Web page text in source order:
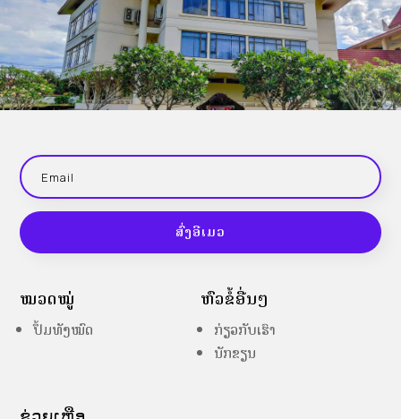
ສົ່ງອີເມວ
ໝວດໝູ່
ປຶ້ມທັງໝົດ
ຫົວຂໍ້ອື່ນໆ
ກ່ຽວກັບເຮົາ
ນັກຂຽນ